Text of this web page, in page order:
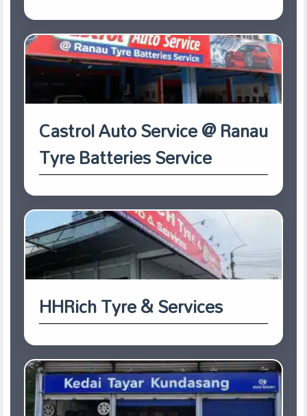
Castrol Auto Service @ Ranau
Tyre Batteries Service
HHRich Tyre & Services